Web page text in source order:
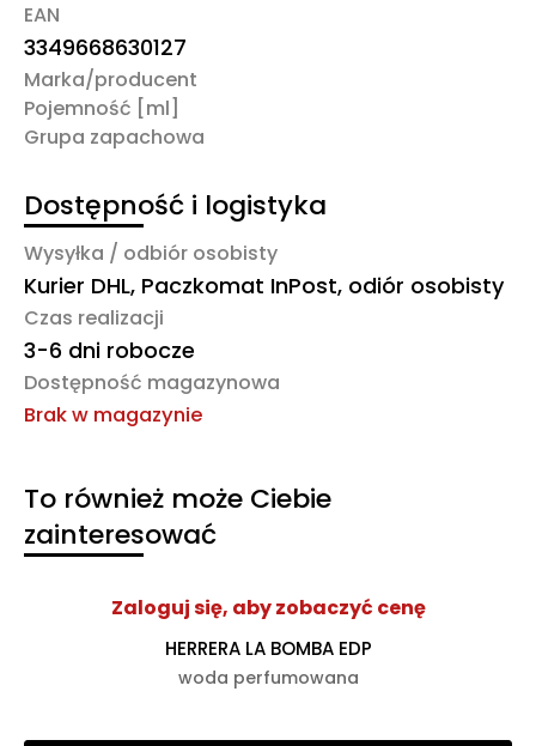
EAN
3349668630127
Marka/producent
Pojemność [ml]
Grupa zapachowa
Dostępność i logistyka
Wysyłka / odbiór osobisty
Kurier DHL, Paczkomat InPost, odiór osobisty
Czas realizacji
3-6 dni robocze
Dostępność magazynowa
Brak w magazynie
To również może Ciebie
zainteresować
Zaloguj się, aby zobaczyć cenę
HERRERA LA BOMBA EDP
woda perfumowana